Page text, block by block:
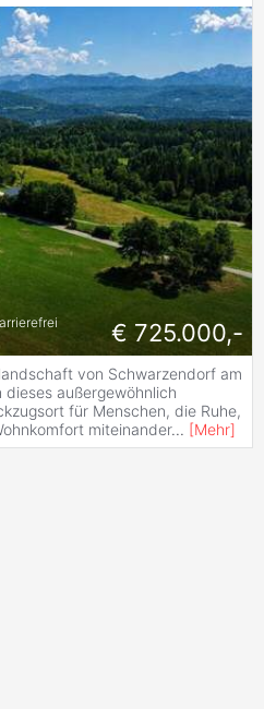
€ 725.000,-
von Schwarzendorf am
dieses außergewöhnlich
für Menschen, die Ruhe,
miteinander... [Mehr]